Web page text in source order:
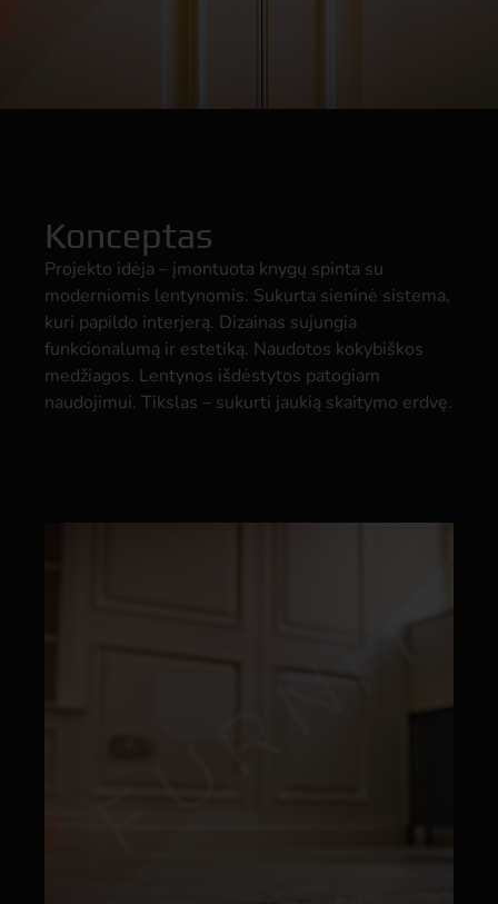
Konceptas
Projekto idėja – įmontuota knygų spinta su
moderniomis lentynomis. Sukurta sieninė sistema,
kuri papildo interjerą. Dizainas sujungia
funkcionalumą ir estetiką. Naudotos kokybiškos
medžiagos. Lentynos išdėstytos patogiam
naudojimui. Tikslas – sukurti jaukią skaitymo erdvę.